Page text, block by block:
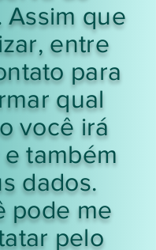
Assim que
entre
para
qual
você irá
também
dados.
pode me
pelo